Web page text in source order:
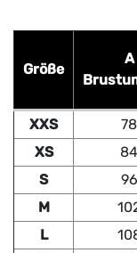
Größe
A
XXS
78
XS
84
S
96
M
L